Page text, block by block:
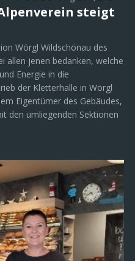
steigt
Wörgl Wildschönau des
allen jenen bedanken, welche
Energie in die
der Kletterhalle in Wörgl
Eigentümer des Gebäudes,
den umliegenden Sektionen